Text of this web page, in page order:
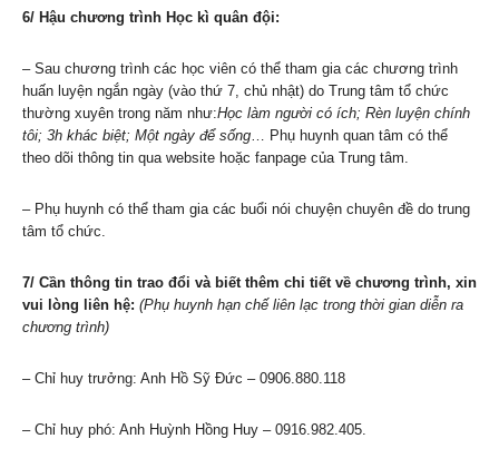
6/ Hậu chương trình Học kì quân đội:
– Sau chương trình các học viên có thể tham gia các chương trình
huấn luyện ngắn ngày (vào thứ 7, chủ nhật) do Trung tâm tổ chức
thường xuyên trong năm như:Học làm người có ích; Rèn luyện chính
tôi; 3h khác biệt; Một ngày để sống… Phụ huynh quan tâm có thể
theo dõi thông tin qua website hoặc fanpage của Trung tâm.
– Phụ huynh có thể tham gia các buổi nói chuyện chuyên đề do trung
tâm tổ chức.
7/ Cần thông tin trao đổi và biết thêm chi tiết về chương trình, xin
vui lòng liên hệ: (Phụ huynh hạn chế liên lạc trong thời gian diễn ra
chương trình)
– Chỉ huy trưởng: Anh Hồ Sỹ Đức – 0906.880.118
– Chỉ huy phó: Anh Huỳnh Hồng Huy – 0916.982.405.